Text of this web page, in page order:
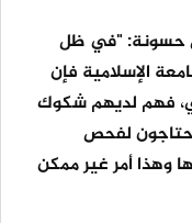
حسونة: "في ظل
الإسلامية فإن
فهم لديهم شكوك
لفحص
وهذا أمر غير ممكن